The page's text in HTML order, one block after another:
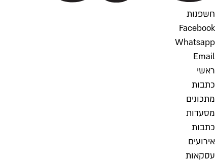
חשפנות
Facebook
Whatsapp
Email
ראשי
כתבות
מתכונים
מסעדות
כתבות
אירועים
עסקאות